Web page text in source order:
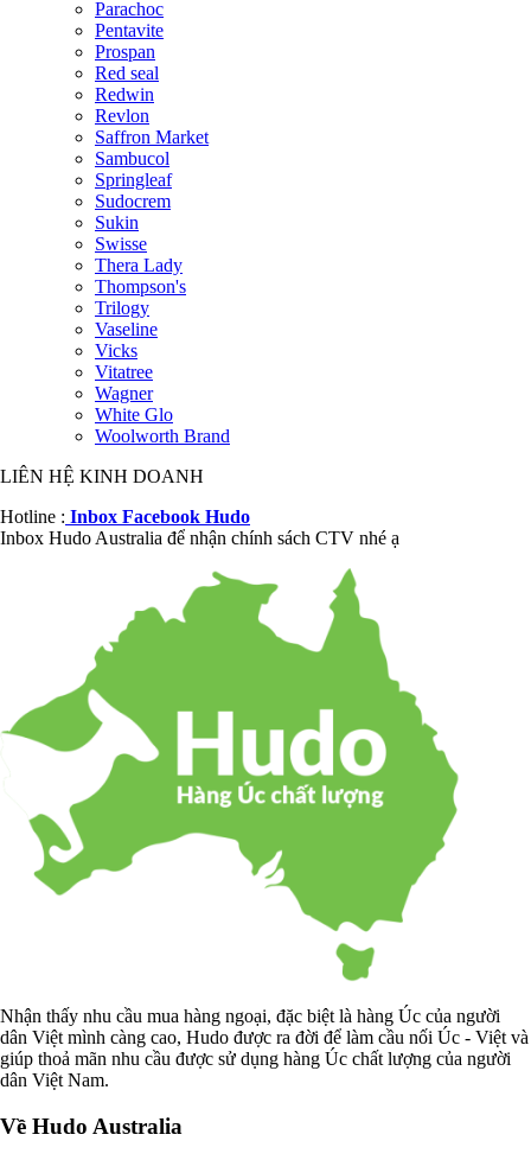
Parachoc
Pentavite
Prospan
Red seal
Redwin
Revlon
Saffron Market
Sambucol
Springleaf
Sudocrem
Sukin
Swisse
Thera Lady
Thompson's
Trilogy
Vaseline
Vicks
Vitatree
Wagner
White Glo
Woolworth Brand
LIÊN HỆ KINH DOANH
Hotline : Inbox Facebook Hudo
Inbox Hudo Australia để nhận chính sách CTV nhé ạ
Nhận thấy nhu cầu mua hàng ngoại, đặc biệt là hàng Úc của người
dân Việt mình càng cao, Hudo được ra đời để làm cầu nối Úc - Việt và
giúp thoả mãn nhu cầu được sử dụng hàng Úc chất lượng của người
dân Việt Nam.
Về Hudo Australia